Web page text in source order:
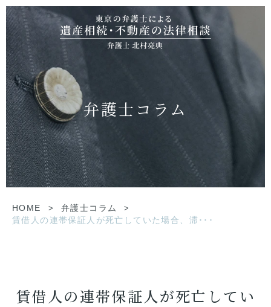
弁護士コラム
HOME > 弁護士コラム
>
賃借人の連帯保証人が死亡していた場合、滞･･･
賃借人の連帯保証人が死亡してい